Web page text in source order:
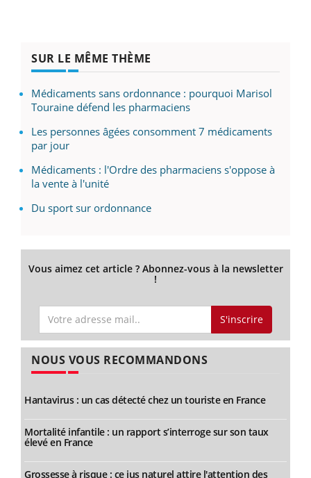
SUR LE MÊME THÈME
Médicaments sans ordonnance : pourquoi Marisol
Touraine défend les pharmaciens
Les personnes âgées consomment 7 médicaments
par jour
Médicaments : l'Ordre des pharmaciens s'oppose à
la vente à l'unité
Du sport sur ordonnance
Vous aimez cet article ? Abonnez-vous à la newsletter
!
S'inscrire
NOUS VOUS RECOMMANDONS
Hantavirus : un cas détecté chez un touriste en France
Mortalité infantile : un rapport s’interroge sur son taux
élevé en France
Grossesse à risque : ce jus naturel attire l'attention des